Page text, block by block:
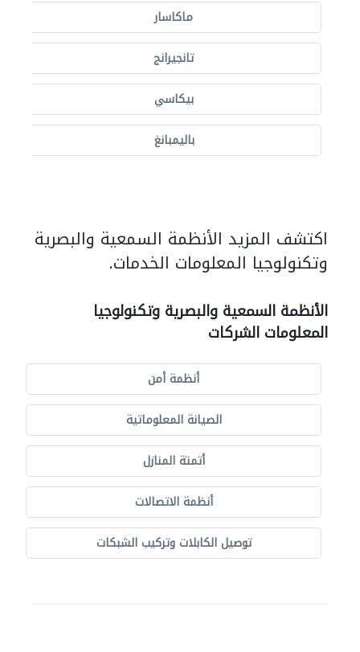
ماكاسار
تانجيرانج
بيكاسي
باليمبانغ
اكتشف المزيد الأنظمة السمعية والبصرية
وتكنولوجيا المعلومات الخدمات.
الأنظمة السمعية والبصرية وتكنولوجيا
المعلومات الشركات
أنظمة أمن
الصيانة المعلوماتية
أتمتة المنازل
أنظمة الاتصالات
توصيل الكابلات وتركيب الشبكات